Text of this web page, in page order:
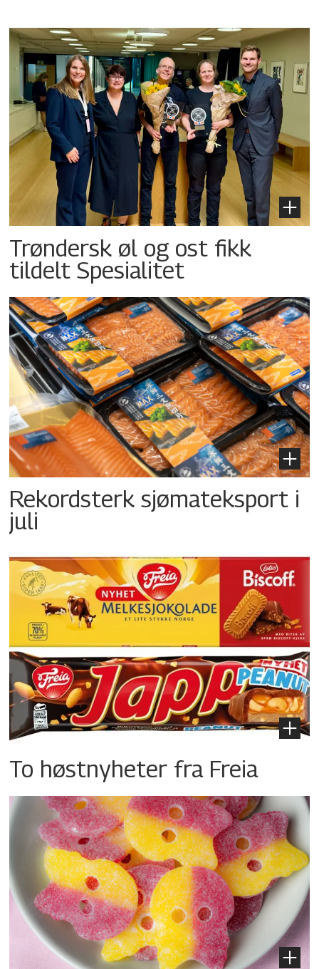
Trøndersk øl og ost fikk
tildelt Spesialitet
Rekordsterk sjømateksport i
juli
To høstnyheter fra Freia